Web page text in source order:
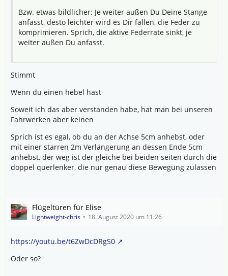
Bzw. etwas bildlicher: Je weiter außen Du Deine Stange
anfasst, desto leichter wird es Dir fallen, die Feder zu
komprimieren. Sprich, die aktive Federrate sinkt, je
weiter außen Du anfasst.
Stimmt
Wenn du einen hebel hast
Soweit ich das aber verstanden habe, hat man bei unseren
Fahrwerken aber keinen
Sprich ist es egal, ob du an der Achse 5cm anhebst, oder
mit einer starren 2m Verlängerung an dessen Ende 5cm
anhebst, der weg ist der gleiche bei beiden seiten durch die
doppel querlenker, die nur genau diese Bewegung zulassen
Flügeltüren für Elise
Lightweight-chris 18. August 2020 um 11:26
https://youtu.be/t6ZwDcDRgS0
Oder so?